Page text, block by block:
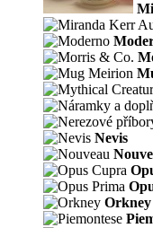
Nevis
Orkney